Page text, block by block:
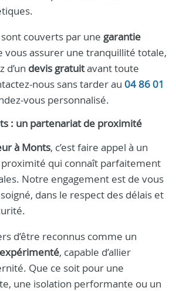
couverts par une garantie
vous assurer une tranquillité totale,
d’un devis gratuitavant toute
nous sans tarder au 04 86 01
vous personnalisé.
: un partenariat de proximité
à Monts, c’est faire appel à un
qui connaît parfaitement
Notre engagement est de vous
dans le respect des délais et
d’être reconnus comme un
, capable d’allier
Que ce soit pour une
une isolation performante ou un